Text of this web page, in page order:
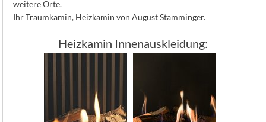
weitere Orte.
Ihr Traumkamin, Heizkamin von August Stamminger.
Heizkamin Innenauskleidung: